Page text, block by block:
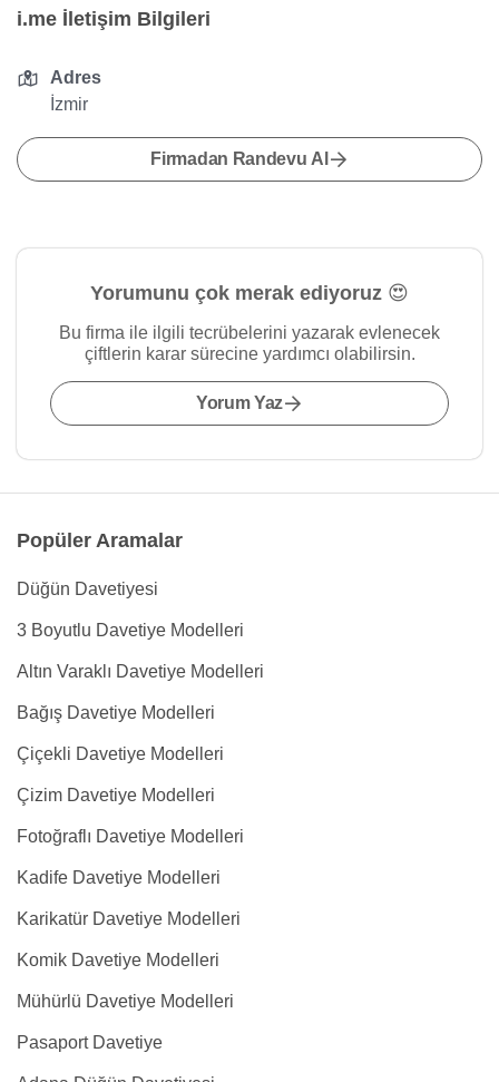
i.me İletişim Bilgileri
Adres
İzmir
Firmadan Randevu Al
Yorumunu çok merak ediyoruz 😍
Bu firma ile ilgili tecrübelerini yazarak evlenecek
çiftlerin karar sürecine yardımcı olabilirsin.
Yorum Yaz
Popüler Aramalar
Düğün Davetiyesi
3 Boyutlu Davetiye Modelleri
Altın Varaklı Davetiye Modelleri
Bağış Davetiye Modelleri
Çiçekli Davetiye Modelleri
Çizim Davetiye Modelleri
Fotoğraflı Davetiye Modelleri
Kadife Davetiye Modelleri
Karikatür Davetiye Modelleri
Komik Davetiye Modelleri
Mühürlü Davetiye Modelleri
Pasaport Davetiye